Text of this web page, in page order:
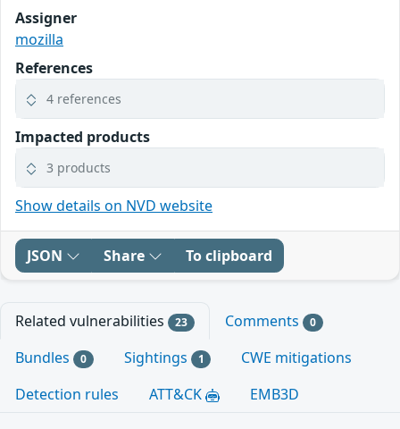
Assigner
mozilla
References
4 references
Impacted products
3 products
Show details on NVD website
JSON Share To clipboard
Related vulnerabilities 23 Comments 0
Bundles 0 Sightings 1
CWE mitigations
Detection rules
ATT&CK EMB3D